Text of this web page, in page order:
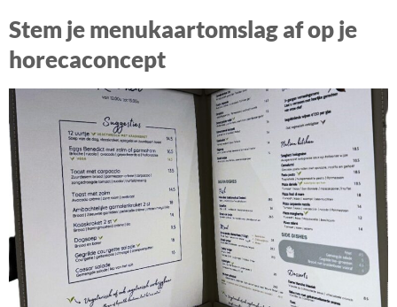
Stem je menukaartomslag af op je
horecaconcept